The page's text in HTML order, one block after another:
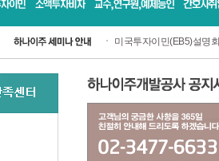
미국투자이민(EB5)설명회